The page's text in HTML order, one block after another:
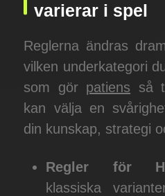
varierar i spel
Reglerna ändras
vilken underkategori
som gör patiens så
kan välja en
din kunskap, strategi
Regler för
klassiska